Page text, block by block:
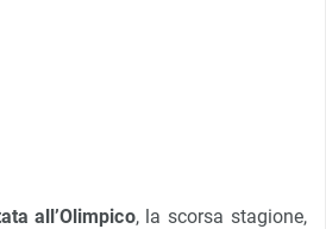
all’Olimpico, la scorsa stagione,